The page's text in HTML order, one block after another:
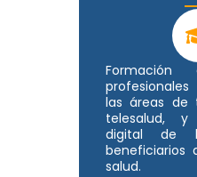
Formación
las áreas de
telesalud, y
digital de
beneficiarios
salud.